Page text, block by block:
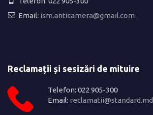
Email: ism.anticamera@gmail.com
Reclamații și sesizări de mituire
Telefon: 022 905-300
Email: reclamatii@standard.md